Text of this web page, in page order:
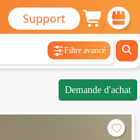
Support
Filtre avancé
Demande d'achat